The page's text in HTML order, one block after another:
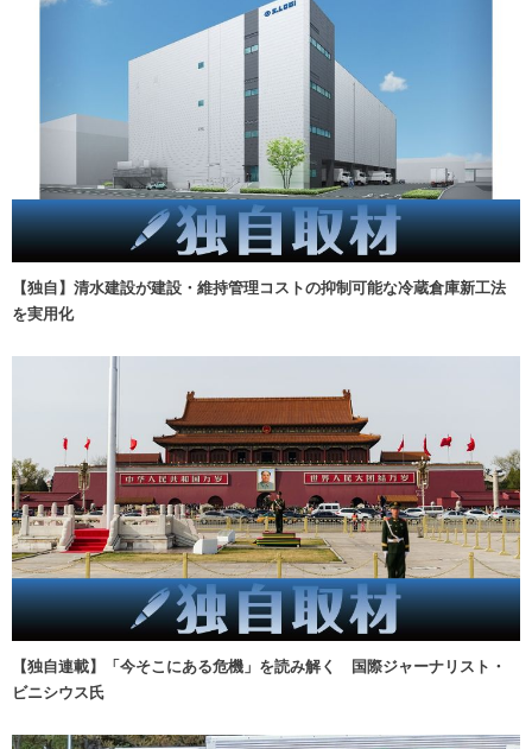
【独自】清水建設が建設・維持管理コストの抑制可能な冷蔵倉庫新工法
を実用化
【独自連載】「今そこにある危機」を読み解く 国際ジャーナリスト・
ビニシウス氏